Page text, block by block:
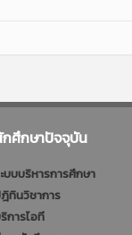
ศึกษาปัจจุบัน
บบบริหารการศึกษา
ทินวิชาการ
การไอที